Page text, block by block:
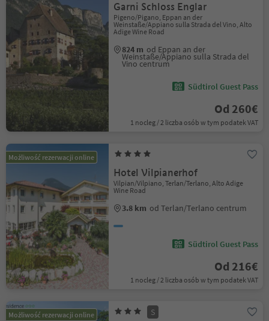
Garni Schloss Englar
Pigeno/Pigano, Eppan an der
Weinstaße/Appiano sulla Strada del Vino, Alto
Adige Wine Road
824 m od Eppan an der
Weinstaße/Appiano sulla Strada del
Vino centrum
Südtirol Guest Pass
Od 260€
1 nocleg / 2 liczba osób w tym podatek VAT
Możliwość rezerwacji online
Hotel Vilpianerhof
Vilpian/Vilpiano, Terlan/Terlano, Alto Adige
Wine Road
3.8 km od Terlan/Terlano centrum
Südtirol Guest Pass
Od 216€
1 nocleg / 2 liczba osób w tym podatek VAT
Możliwość rezerwacji online S